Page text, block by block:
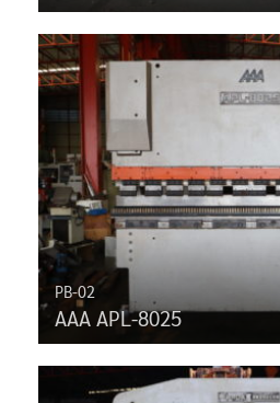
PB-02
AAA APL-8025